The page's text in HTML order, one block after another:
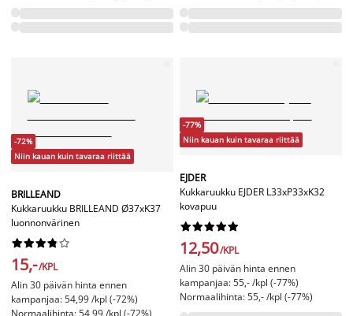
-72%
Niin kauan kuin tavaraa riittää
BRILLEAND
Kukkaruukku BRILLEAND Ø37xK37
luonnonvärinen






15,-/KPL
Alin 30 päivän hinta ennen
kampanjaa: 54,99 /kpl (-72%)
Normaalihinta: 54,99 /kpl (-72%)
-77%
Niin kauan kuin tavaraa riittää
EJDER
Kukkaruukku EJDER L33xP33xK32
kovapuu






12,50/KPL
Alin 30 päivän hinta ennen
kampanjaa: 55,- /kpl (-77%)
Normaalihinta: 55,- /kpl (-77%)